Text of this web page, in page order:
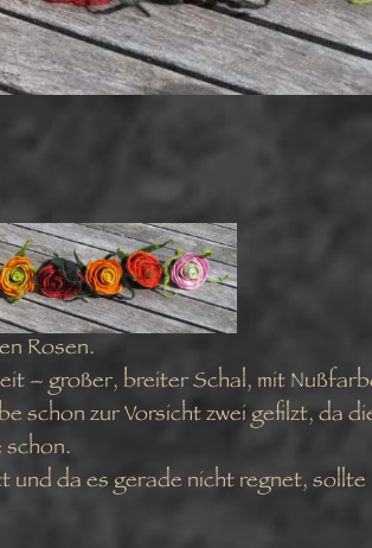
Rosen.
– großer, breiter Schal, mit
schon zur Vorsicht zwei gefilzt, da
schon.
und da es gerade nicht regnet,